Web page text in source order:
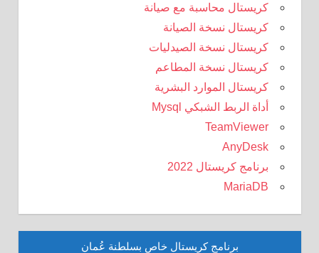
كريستال محاسبة مع صيانة
كريستال نسخة الصيانة
كريستال نسخة الصيدليات
كريستال نسخة المطاعم
كريستال الموارد البشرية
أداة الربط الشبكي Mysql
TeamViewer
AnyDesk
برنامج كريستال 2022
MariaDB
برنامج كريستال خاص بسلطنة عُمان